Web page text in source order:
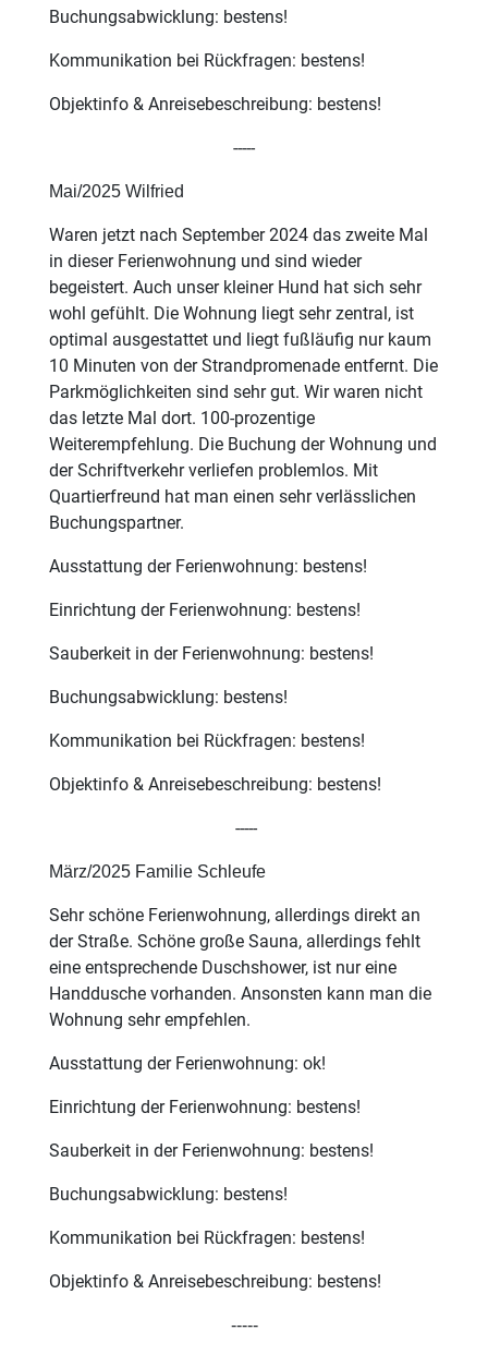
Buchungsabwicklung: bestens!
Kommunikation bei Rückfragen: bestens!
Objektinfo & Anreisebeschreibung: bestens!
-----
Mai/2025 Wilfried
Waren jetzt nach September 2024 das zweite Mal
in dieser Ferienwohnung und sind wieder
begeistert. Auch unser kleiner Hund hat sich sehr
wohl gefühlt. Die Wohnung liegt sehr zentral, ist
optimal ausgestattet und liegt fußläufig nur kaum
10 Minuten von der Strandpromenade entfernt. Die
Parkmöglichkeiten sind sehr gut. Wir waren nicht
das letzte Mal dort. 100-prozentige
Weiterempfehlung. Die Buchung der Wohnung und
der Schriftverkehr verliefen problemlos. Mit
Quartierfreund hat man einen sehr verlässlichen
Buchungspartner.
Ausstattung der Ferienwohnung: bestens!
Einrichtung der Ferienwohnung: bestens!
Sauberkeit in der Ferienwohnung: bestens!
Buchungsabwicklung: bestens!
Kommunikation bei Rückfragen: bestens!
Objektinfo & Anreisebeschreibung: bestens!
-----
März/2025 Familie Schleufe
Sehr schöne Ferienwohnung, allerdings direkt an
der Straße. Schöne große Sauna, allerdings fehlt
eine entsprechende Duschshower, ist nur eine
Handdusche vorhanden. Ansonsten kann man die
Wohnung sehr empfehlen.
Ausstattung der Ferienwohnung: ok!
Einrichtung der Ferienwohnung: bestens!
Sauberkeit in der Ferienwohnung: bestens!
Buchungsabwicklung: bestens!
Kommunikation bei Rückfragen: bestens!
Objektinfo & Anreisebeschreibung: bestens!
-----